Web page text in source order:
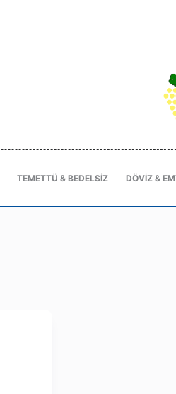
TEMETTÜ & BEDELSIZ DÖVIZ &